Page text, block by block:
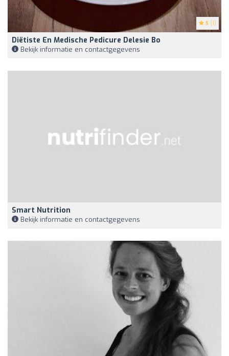
5 (1)
Diëtiste En Medische Pedicure Delesie Bo
Bekijk informatie en contactgegevens
Smart Nutrition
Bekijk informatie en contactgegevens